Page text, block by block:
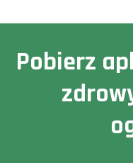
Pobierz